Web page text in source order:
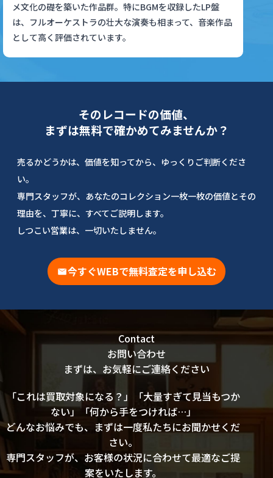
メ文化の礎を築いた作品群。特にBGMを収録したLP盤
は、フルオーケストラの壮大な演奏も相まって、音楽作品
として高く評価されています。
そのレコードの価値、
まずは無料で確かめてみませんか？
売るかどうかは、価値を知ってから、ゆっくりご判断くださ
い。
専門スタッフが、あなたのコレクション一枚一枚の価値とその
理由を、丁寧に、すべてご説明します。
しつこい営業は、一切いたしません。
今すぐWEBで無料査定を申し込む
Contact
お問い合わせ
まずは、お気軽にご連絡ください
「これは買取対象になる？」「大量すぎて見当もつか
ない」「何から手をつければ…」
どんなお悩みでも、まずは一度私たちにお聞かせくだ
さい。
専門スタッフが、お客様の状況に合わせて最適なご提
案をいたします。